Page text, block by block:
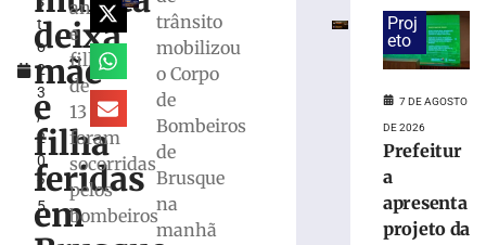
t
o
2
3
,
2
0
2
5
deixa
mãe
e
filha
feridas
em
anos
e
filha
de
13
foram
socorridas
pelos
bombeiros
trânsito
mobilizou
o Corpo
de
Bombeiros
de
Brusque
na
manhã
mulher
e
ocultou
cadáver
condenado
prisão
Proj
eto
7 DE AGOSTO
DE 2026
Prefeitur
a
apresenta
projeto da